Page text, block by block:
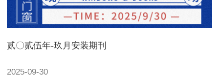
贰〇贰伍年-玖月安装期刊
2025-09-30